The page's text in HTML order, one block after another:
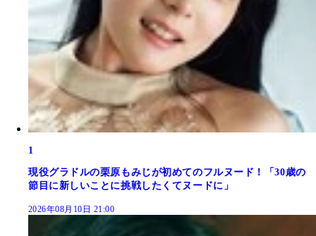
1
現役グラドルの栗原もみじが初めてのフルヌード！「30歳の
節目に新しいことに挑戦したくてヌードに」
2026年08月10日 21:00